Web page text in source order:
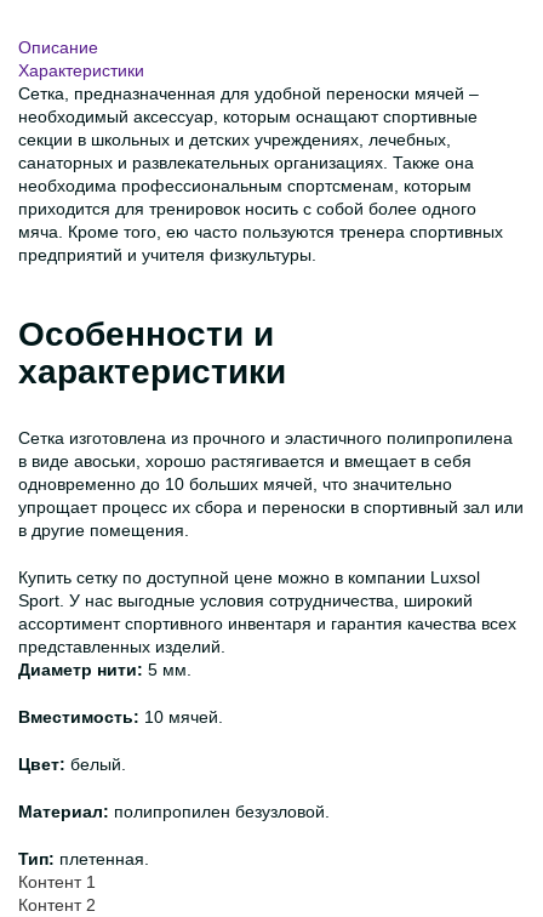
Описание
Характеристики
Сетка, предназначенная для удобной переноски мячей –
необходимый аксессуар, которым оснащают спортивные
секции в школьных и детских учреждениях, лечебных,
санаторных и развлекательных организациях. Также она
необходима профессиональным спортсменам, которым
приходится для тренировок носить с собой более одного
мяча. Кроме того, ею часто пользуются тренера спортивных
предприятий и учителя физкультуры.
Особенности и
характеристики
Сетка изготовлена из прочного и эластичного полипропилена
в виде авоськи, хорошо растягивается и вмещает в себя
одновременно до 10 больших мячей, что значительно
упрощает процесс их сбора и переноски в спортивный зал или
в другие помещения.
Купить сетку по доступной цене можно в компании Luxsol
Sport. У нас выгодные условия сотрудничества, широкий
ассортимент спортивного инвентаря и гарантия качества всех
представленных изделий.
Диаметр нити: 5 мм.
Вместимость: 10 мячей.
Цвет: белый.
Материал: полипропилен безузловой.
Тип: плетенная.
Контент 1
Контент 2